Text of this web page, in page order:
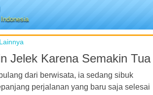
Jelek Karena Semakin Tua
dari berwisata, ia sedang sibuk
perjalanan yang baru saja selesai